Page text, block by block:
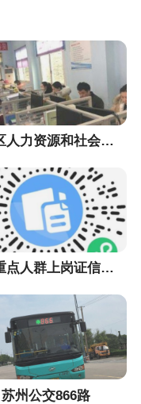
姑苏区人力资源和社会保障局
苏州重点人群上岗证信息采集小程序
苏州公交866路